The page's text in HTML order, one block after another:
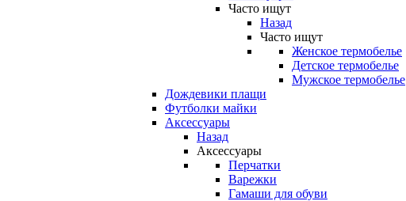
Часто ищут
Назад
Часто ищут
Женское термобелье
Детское термобелье
Мужское термобелье
Дождевики плащи
Футболки майки
Аксессуары
Назад
Аксессуары
Перчатки
Варежки
Гамаши для обуви